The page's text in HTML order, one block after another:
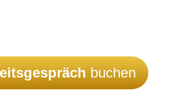
astrologischen Stimme
buchen